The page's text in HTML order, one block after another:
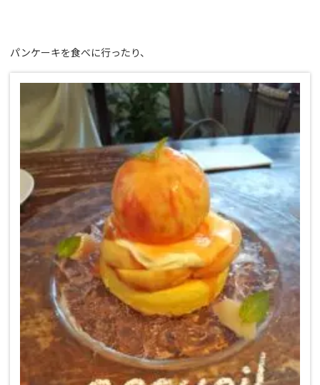
パンケーキを食べに行ったり、